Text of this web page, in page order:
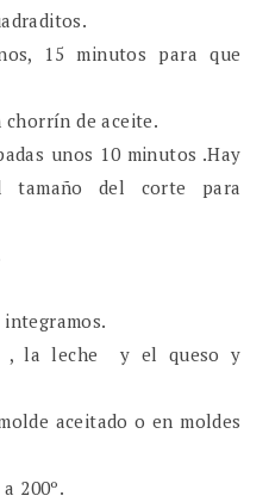
15 minutos para que
chorrín de aceite.
unos 10 minutos .Hay
del corte para
, la leche y el queso y
aceitado o en moldes
200º.